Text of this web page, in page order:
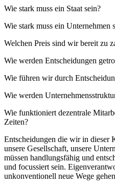
Wie stark muss ein Staat sein?
Wie stark muss ein Unternehmen
Welchen Preis sind wir bereit zu
Wie werden Entscheidungen
Wie führen wir durch
Wie werden
Wie funktioniert dezentrale
Zeiten?
Entscheidungen die wir in dieser
unsere Gesellschaft, unsere
müssen handlungsfähig und
und focussiert sein.
unkonventionell neue Wege